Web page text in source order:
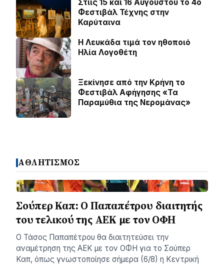
Στιις 15 και 16 Αυγούστου το 4ο
Φεστιβάλ Τέχνης στην
Καρύταινα
Η Λευκάδα τιμά τον ηθοποιό
Ηλία Λογοθέτη
Ξεκίνησε από την Κρήνη το
Φεστιβάλ Αφήγησης «Τα
Παραμύθια της Νερομάνας»
ΑΘΛΗΤΙΣΜΟΣ
Σούπερ Καπ: Ο Παπαπέτρου διαιτητής
του τελικού της ΑΕΚ με τον ΟΦΗ
Ο Τάσος Παπαπέτρου θα διαιτητεύσει την
αναμέτρηση της ΑΕΚ με τον ΟΦΗ για το Σούπερ
Καπ, όπως γνωστοποίησε σήμερα (6/8) η Κεντρική